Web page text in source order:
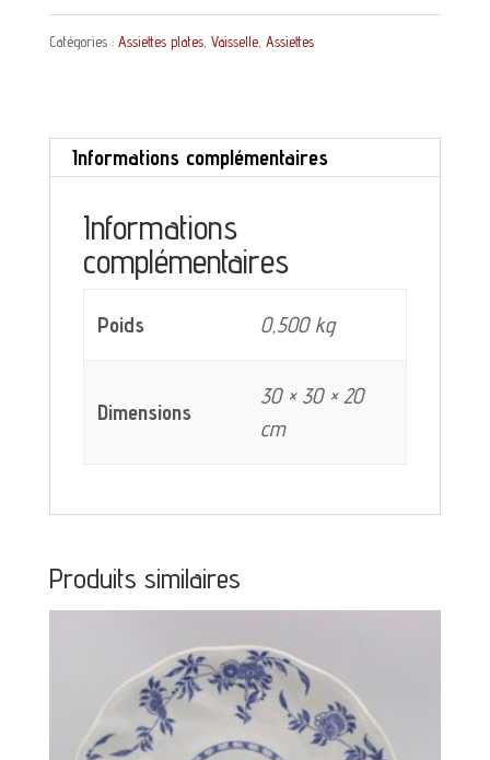
Assiette
plate
des
décor
Catégories : Assiettes plates, Vaisselle, Assiettes
Informations complémentaires
Informations
complémentaires
Poids 0,500 kg
Dimensions
30 × 30 × 20
cm
Produits similaires